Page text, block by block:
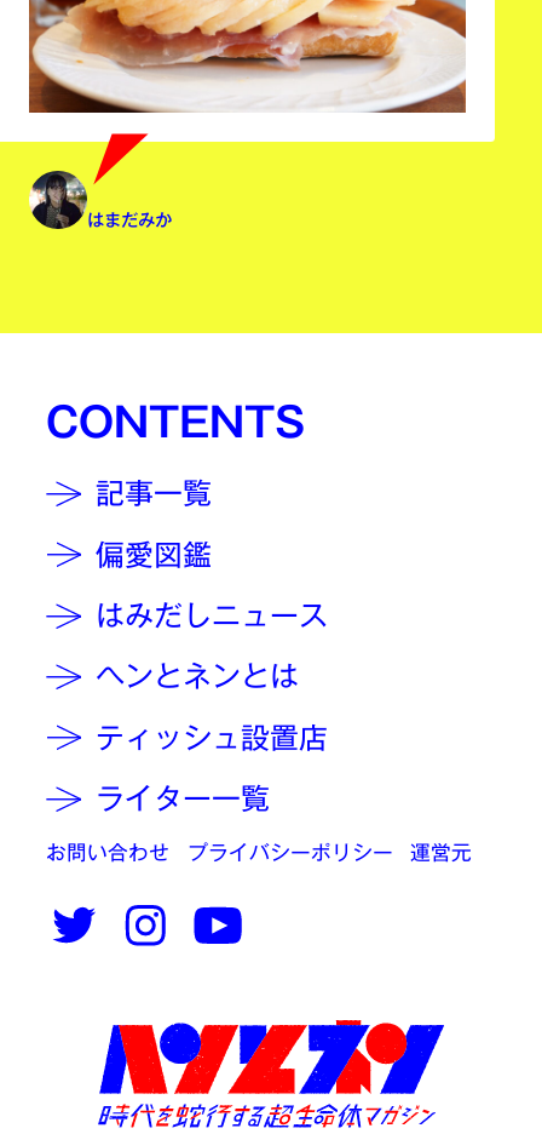
はまだみか
CONTENTS
記事一覧
偏愛図鑑
はみだしニュース
ヘンとネンとは
ティッシュ設置店
ライター一覧
お問い合わせ プライバシーポリシー 運営元